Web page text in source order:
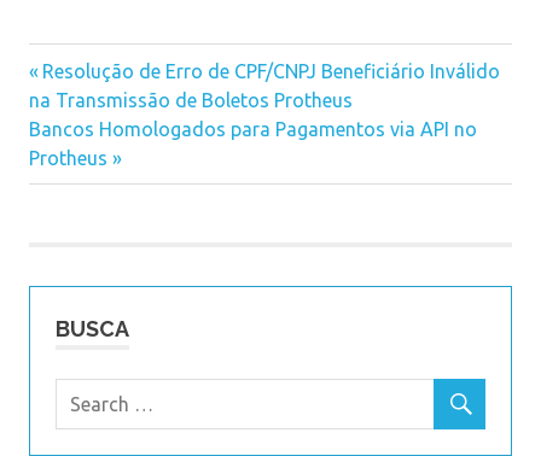
Navegação
de
Post
Previous
Post:
Resolução de Erro de CPF/CNPJ Beneficiário Inválido
na Transmissão de Boletos Protheus
Next
Post:
Bancos Homologados para Pagamentos via API no
Protheus
BUSCA